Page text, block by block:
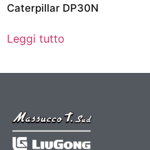
Caterpillar DP30N
Leggi tutto